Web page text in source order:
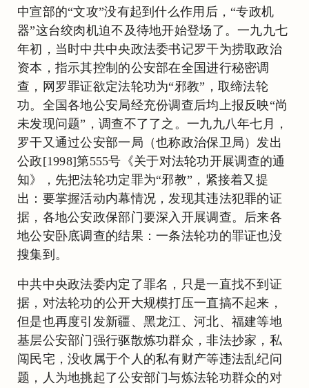
中宣部的“文攻”没有起到什么作用后，“专政机
器”这台绞肉机迫不及待地开始登场了。一九九七
年初，当时中共中央政法委书记罗干为捞取政治
资本，指示其控制的公安部在全国进行秘密调
查，网罗罪证欲定法轮功为“邪教”，取缔法轮
功。全国各地公安局经充份调查后均上报反映“尚
未发现问题”，调查不了了之。一九九八年七月，
罗干又通过公安部一局（也称政治保卫局）发出
公政[1998]第555号《关于对法轮功开展调查的通
知》，先把法轮功定罪为“邪教”，紧接着又提
出：要掌握活动内幕情况，发现其违法犯罪的证
据，各地公安政保部门要深入开展调查。后来各
地公安卧底调查的结果：一条法轮功的罪证也没
搜集到。
中共中央政法委内定了罪名，只是一直找不到证
据，对法轮功的公开大规模打压一直搞不起来，
但是也再度引发新疆、黑龙江、河北、福建等地
基层公安部门强行驱散炼功群众，非法抄家，私
闯民宅，没收属于个人的私有财产等违法乱纪问
题，人为地挑起了公安部门与炼法轮功群众的对